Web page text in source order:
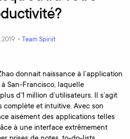
• Team Spiriit
donnait naissance à l’application
à San-Francisco, laquelle
d’1 million d’utilisateurs. Il s’agit
complète et intuitive. Avec son
aisément des applications telles
à une interface extrêmement